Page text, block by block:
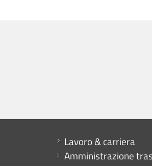
Mini menu di servizio
Lavoro & carriera
Amministrazione